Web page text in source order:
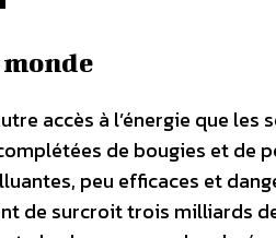
monde
accès à l’énergie que les
de bougies et de
peu efficaces et
de surcroit trois milliards